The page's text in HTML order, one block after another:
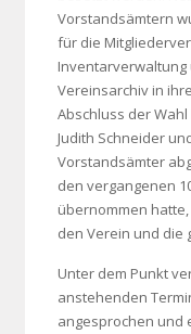
Vorstandsämtern
für die
Vereinsarchiv in
Abschluss der
Judith Schneider
Vorstandsämter
den vergangenen
übernommen
den Verein und die
Unter dem Punkt
anstehenden
angesprochen und